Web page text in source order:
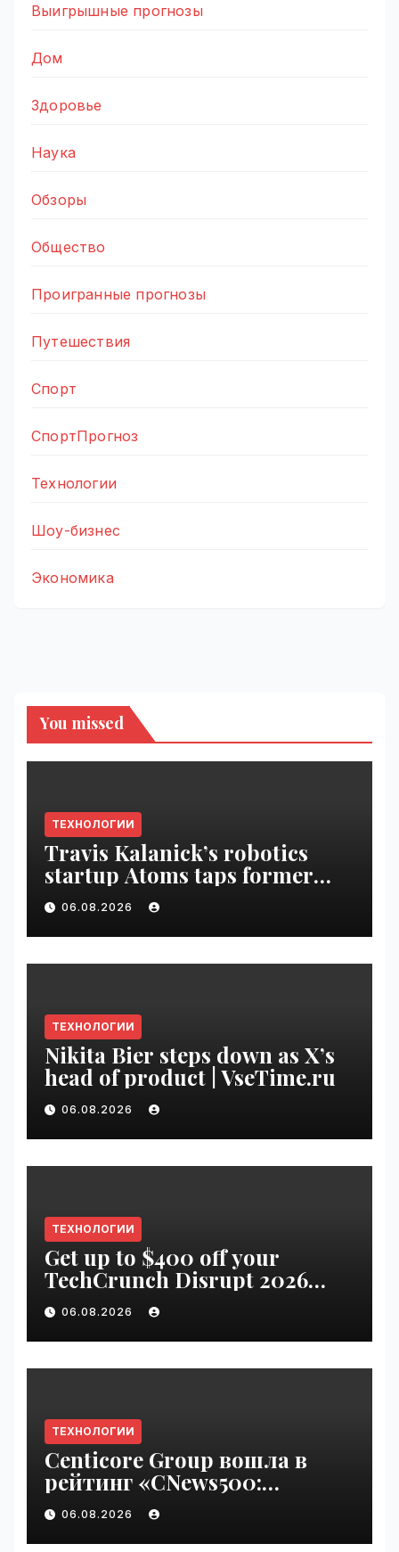
Выигрышные прогнозы
Дом
Здоровье
Наука
Обзоры
Общество
Проигранные прогнозы
Путешествия
Спорт
СпортПрогноз
Технологии
Шоу-бизнес
Экономика
You missed
ТЕХНОЛОГИИ
Travis Kalanick’s robotics
startup Atoms taps former
Uber finance chief as CFO |
VseTime.ru
06.08.2026
ТЕХНОЛОГИИ
Nikita Bier steps down as X’s
head of product | VseTime.ru
06.08.2026
ТЕХНОЛОГИИ
Get up to $400 off your
TechCrunch Disrupt 2026
pass until Friday | VseTime.ru
06.08.2026
ТЕХНОЛОГИИ
Centicore Group вошла в
рейтинг «CNews500:
Крупнейшие ИТ-компании
России» | VseTime.ru
06.08.2026